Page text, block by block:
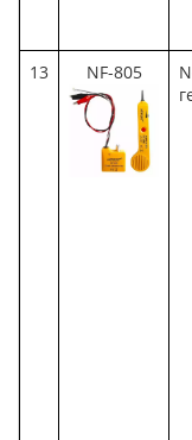
13 NF-805